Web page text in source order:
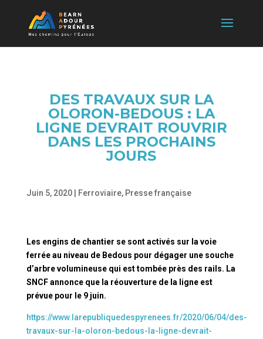
DES TRAVAUX SUR LA
OLORON-BEDOUS : LA
LIGNE DEVRAIT ROUVRIR
DANS LES PROCHAINS
JOURS
Juin 5, 2020| Ferroviaire, Presse française
Les engins de chantier se sont activés sur la voie
ferrée au niveau de Bedous pour dégager une souche
d’arbre volumineuse qui est tombée près des rails. La
SNCF annonce que la réouverture de la ligne est
prévue pour le 9 juin.
https://www.larepubliquedespyrenees.fr/2020/06/04/des-
travaux-sur-la-oloron-bedous-la-ligne-devrait-